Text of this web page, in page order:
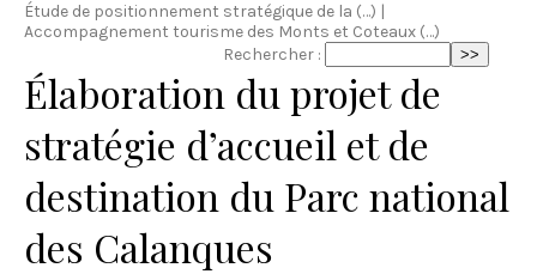
Étude de positionnement stratégique de la (…) |
Accompagnement tourisme des Monts et Coteaux (…)
Rechercher :
Élaboration du projet de
stratégie d’accueil et de
destination du Parc national
des Calanques